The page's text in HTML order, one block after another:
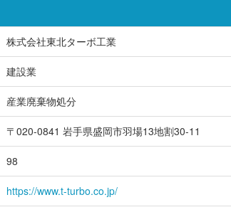
株式会社東北ターボ工業
建設業
産業廃棄物処分
〒020-0841 岩手県盛岡市羽場13地割30-11
98
https://www.t-turbo.co.jp/